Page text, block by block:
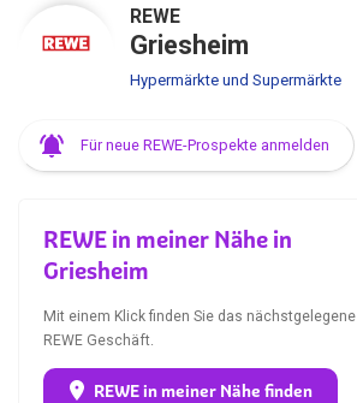
REWE
Griesheim
Hypermärkte und Supermärkte
Für neue REWE-Prospekte anmelden
REWE in meiner Nähe in
Griesheim
Mit einem Klick finden Sie das nächstgelegene
REWE Geschäft.
REWE in meiner Nähe finden